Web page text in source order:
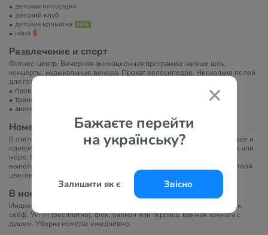
Бажаєте перейти
на українську?
Залишити як є Звісно
детская площадка
детский клуб
детская кроватка
няня
Развлечение и спорт
Фитнес-центр. Вечерняя анимационная программа: живые шоу,
концерты, музыкальные вечера. Прокат велосипедов. Несколько полей
для гольфа — в непосредственной близости от отеля.
прокат велосипедов
тренажерный зал
анимация
Номера
В отеле 274 номера, расположенных в главном семиэтажном корпусе и
одноэтажном корпусе у сада. Категории: Double Room — вид на сад или
море, балкон или терраса; Family Room — до 4 гостей. Все номера
выполнены в современном стиле с элегантным освещением и светлой
цветовой палитрой.
В номерах
Индивидуальный кондиционер, спутниковое ТВ, мини-холодильник,
сейф, Wi-Fi (бесплатно), фен, балкон или терраса. Ванная комната с
душем. Уборка номера: ежедневно.